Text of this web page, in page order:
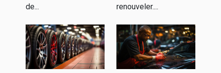
de...
renouveler....